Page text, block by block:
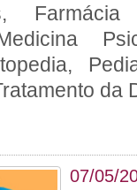
da
07/05/